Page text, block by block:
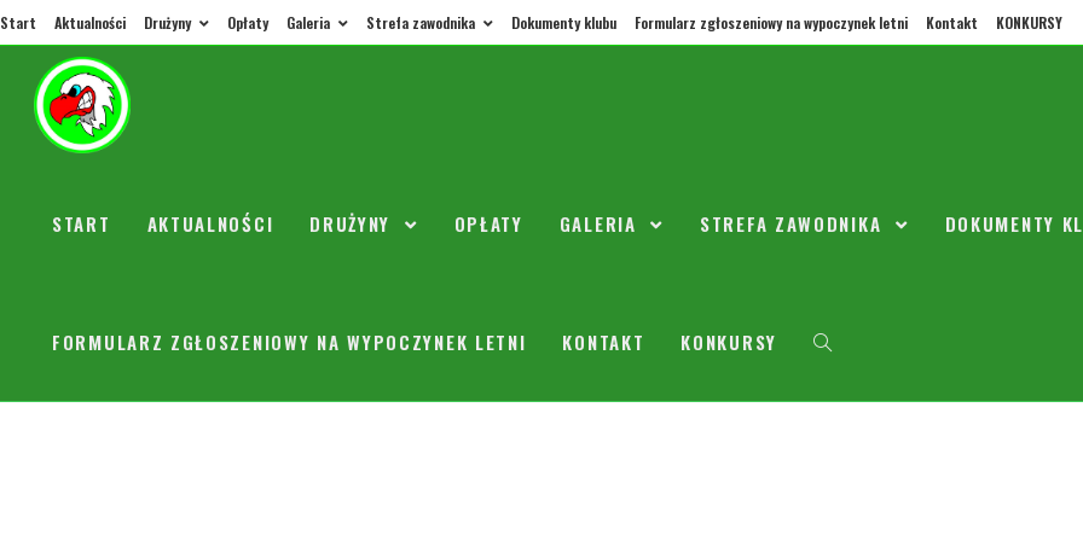
Start Aktualności Drużyny Opłaty Galeria Strefa zawodnika Dokumenty klubu Formularz zgłoszeniowy na wypoczynek letni Kontakt KONKURSY
START AKTUALNOŚCI DRUŻYNY OPŁATY GALERIA STREFA ZAWODNIKA DOKUMENTY
FORMULARZ ZGŁOSZENIOWY NA WYPOCZYNEK LETNI KONTAKT KONKURSY
1/3 odbędzie się spotkanie Walne Sprawozdawcze, na które zapraszamy wszystkich